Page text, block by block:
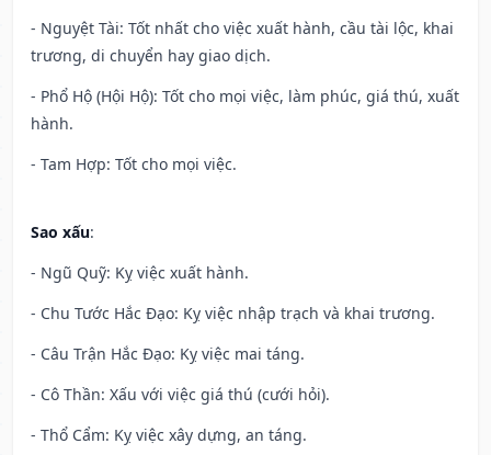
- Nguyệt Tài: Tốt nhất cho việc xuất hành, cầu tài lộc, khai
trương, di chuyển hay giao dịch.
- Phổ Hộ (Hội Hộ): Tốt cho mọi việc, làm phúc, giá thú, xuất
hành.
- Tam Hợp: Tốt cho mọi việc.
Sao xấu:
- Ngũ Quỹ: Kỵ việc xuất hành.
- Chu Tước Hắc Đạo: Kỵ việc nhập trạch và khai trương.
- Câu Trận Hắc Đạo: Kỵ việc mai táng.
- Cô Thần: Xấu với việc giá thú (cưới hỏi).
- Thổ Cẩm: Kỵ việc xây dựng, an táng.